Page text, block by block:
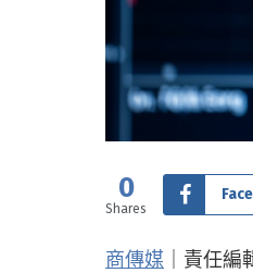
0
Shares
商傳媒 ｜責任